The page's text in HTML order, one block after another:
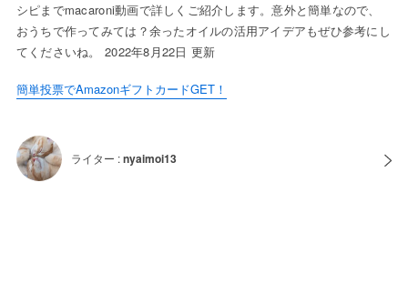
シピまでmacaroni動画で詳しくご紹介します。意外と簡単なので、
おうちで作ってみては？余ったオイルの活用アイデアもぜひ参考にし
てくださいね。 2022年8月22日 更新
簡単投票でAmazonギフトカードGET！
ライター :nyaimoi13